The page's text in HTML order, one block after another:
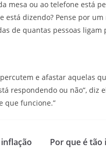
mesa ou ao telefone está
está dizendo? Pense por
de quantas pessoas
e afastar aquelas
respondendo ou não”, diz
que funcione.”
Por que é